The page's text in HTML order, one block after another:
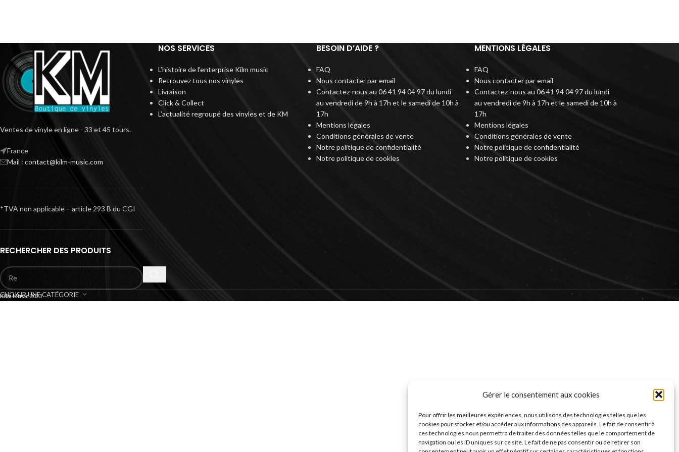
Gérer le consentement aux cookies
Pour offrir les meilleures expériences, nous utilisons des technologies telles que les
cookies pour stocker et/ou accéder aux informations des appareils. Le fait de consentir à
ces technologies nous permettra de traiter des données telles que le comportement de
navigation ou les ID uniques sur ce site. Le fait de ne pas consentir ou de retirer son
Ventes de vinyle en ligne - 33 et 45 tours.
France
Mail : contact@kilm-music.com
*TVA non applicable – article 293 B du CGI
RECHERCHER DES PRODUITS
CHOISIR UNE CATÉGORIE
NOS SERVICES
L’histoire de l’enterprise Kilm music
Retrouvez tous nos vinyles
Livraison
Click & Collect
L’actualité regroupé des vinyles et de KM
BESOIN D’AIDE ?
FAQ
Nous contacter par email
Contactez-nous au 06 41 94 04 97 du lundi
au vendredi de 9h à 17h et le samedi de 10h à
17h
Mentions légales
Conditions générales de vente
Notre politique de confidentialité
Notre politique de cookies
MENTIONS LÉGALES
FAQ
Nous contacter par email
Contactez-nous au 06 41 94 04 97 du lundi
au vendredi de 9h à 17h et le samedi de 10h à
17h
Mentions légales
Conditions générales de vente
Notre politique de confidentialité
Notre politique de cookies
Kilm Music2023